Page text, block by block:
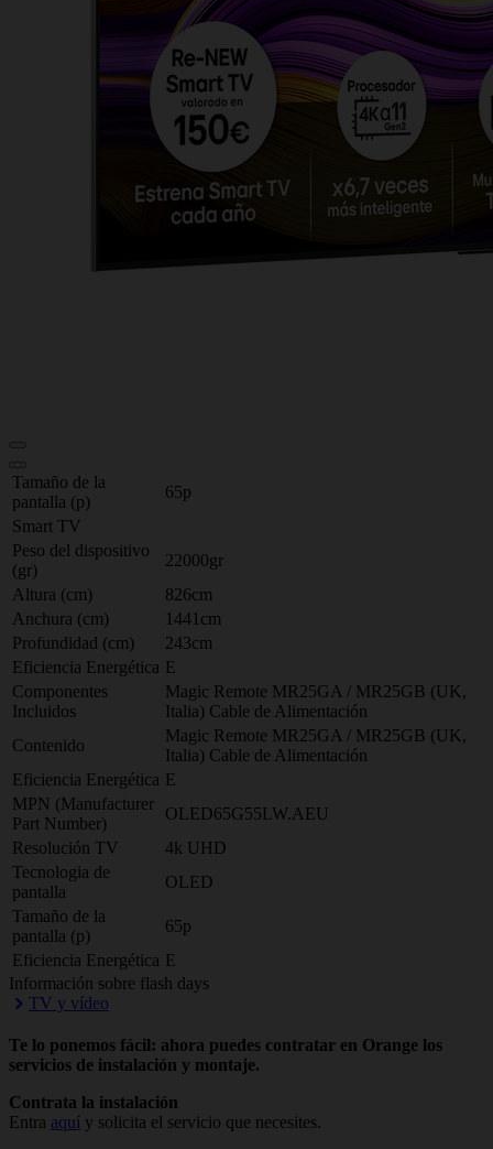
Tamaño de la
pantalla (p)
65p
Smart TV
Peso del dispositivo
(gr)
22000gr
Altura (cm)
826cm
Anchura (cm)
1441cm
Profundidad (cm)
243cm
Eficiencia Energética E
Componentes
Incluidos
Magic Remote MR25GA / MR25GB (UK,
Italia) Cable de Alimentación
Contenido
Magic Remote MR25GA / MR25GB (UK,
Italia) Cable de Alimentación
Eficiencia Energética E
MPN (Manufacturer
Part Number)
OLED65G55LW.AEU
Resolución TV
4k UHD
Tecnologia de
pantalla
OLED
Tamaño de la
pantalla (p)
65p
Eficiencia Energética E
Información sobre flash days
TV y vídeo
Te lo ponemos fácil: ahora puedes contratar en Orange los
servicios de instalación y montaje.
Contrata la instalación
Entra aquí y solicita el servicio que necesites.